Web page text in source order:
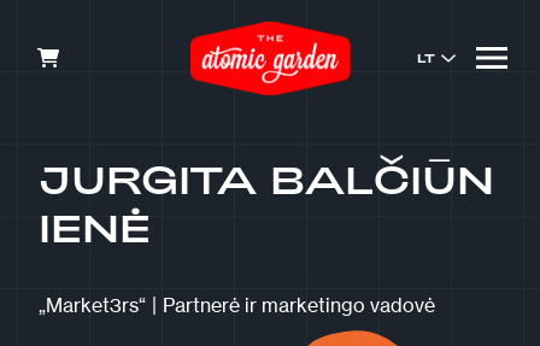
LT
JURGITA BALČIŪN
IENĖ
„Market3rs“ Partnerė ir marketingo vadovė